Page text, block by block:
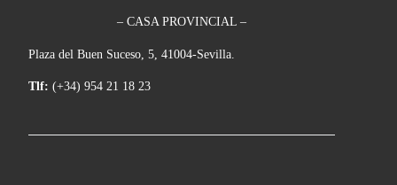
– CASA PROVINCIAL –
Plaza del Buen Suceso, 5, 41004-Sevilla.
Tlf: (+34) 954 21 18 23